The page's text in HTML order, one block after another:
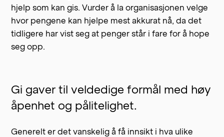
hjelp som kan gis. Vurder å la organisasjonen velge
hvor pengene kan hjelpe mest akkurat nå, da det
tidligere har vist seg at penger står i fare for å hope
seg opp.
Gi gaver til veldedige formål med høy
åpenhet og pålitelighet.
Generelt er det vanskelig å få innsikt i hva ulike